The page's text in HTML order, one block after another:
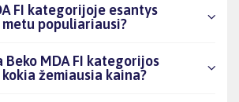
FI kategorijoje esantys
populiariausi?
Beko MDA FI kategorijos
žemiausia kaina?